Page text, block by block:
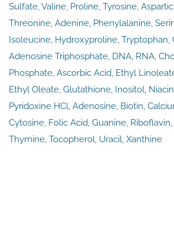
Sulfate, Valine, Proline, Tyrosine,
Threonine, Adenine, Phenylalanine,
Isoleucine, Hydroxyproline, Tryptophan,
Adenosine Triphosphate, DNA, RNA,
Phosphate, Ascorbic Acid, Ethyl
Ethyl Oleate, Glutathione, Inositol,
Pyridoxine HCl, Adenosine, Biotin,
Cytosine, Folic Acid, Guanine, Riboflavin,
Thymine, Tocopherol, Uracil, Xanthine